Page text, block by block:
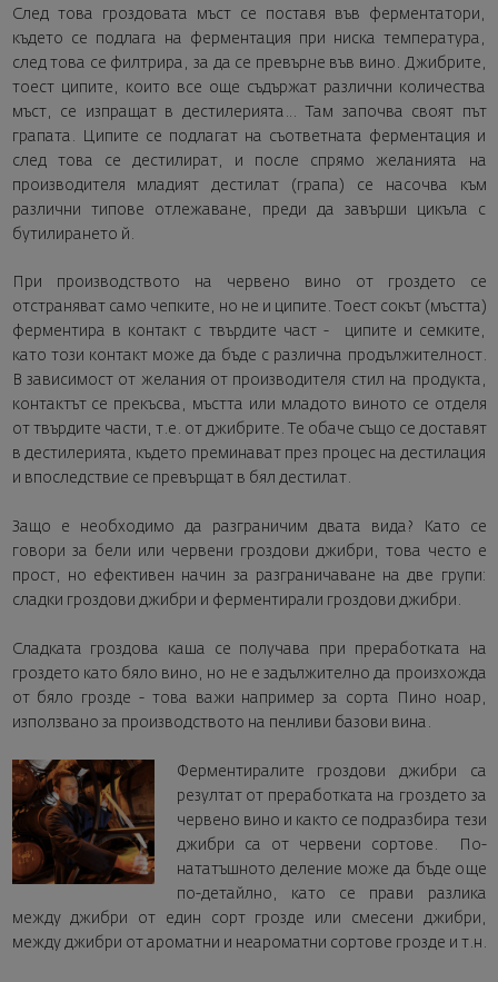
След това гроздовата мъст се поставя във ферментатори,
където се подлага на ферментация при ниска температура,
след това се филтрира, за да се превърне във вино. Джибрите,
тоест ципите, които все още съдържат различни количества
мъст, се изпращат в дестилерията… Там започва своят път
грапата. Ципите се подлагат на съответната ферментация и
след това се дестилират, и после спрямо желанията на
производителя младият дестилат (грапа) се насочва към
различни типове отлежаване, преди да завърши цикъла с
бутилирането й.
При производството на червено вино от гроздето се
отстраняват само чепките, но не и ципите. Тоест сокът (мъстта)
ферментира в контакт с твърдите част - ципите и семките,
като този контакт може да бъде с различна продължителност.
В зависимост от желания от производителя стил на продукта,
контактът се прекъсва, мъстта или младото виното се отделя
от твърдите части, т.е. от джибрите. Те обаче също се доставят
в дестилерията, където преминават през процес на дестилация
и впоследствие се превърщат в бял дестилат.
Защо е необходимо да разграничим двата вида? Като се
говори за бели или червени гроздови джибри, това често е
прост, но ефективен начин за разграничаване на две групи:
сладки гроздови джибри и ферментирали гроздови джибри.
Сладката гроздова каша се получава при преработката на
гроздето като бяло вино, но не е задължително да произхожда
от бяло грозде - това важи например за сорта Пино ноар,
използвано за производството на пенливи базови вина.
Ферментиралите гроздови джибри са
резултат от преработката на гроздето за
червено вино и както се подразбира тези
джибри са от червени сортове. По-
нататъшното деление може да бъде още
по-детайлно, като се прави разлика
между джибри от един сорт грозде или смесени джибри,
между джибри от ароматни и неароматни сортове грозде и т.н.